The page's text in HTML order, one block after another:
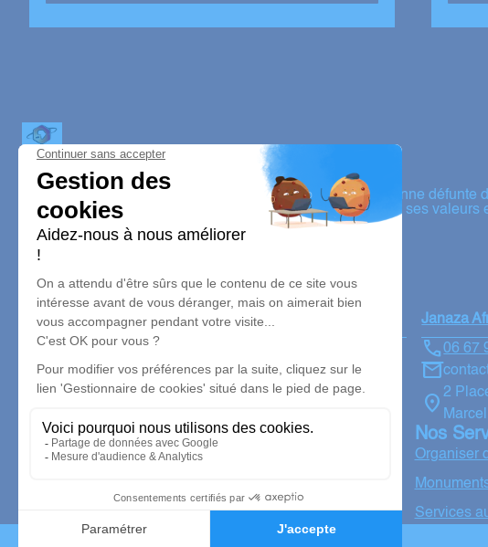
JANAZA AFRICA
Nos équipes vous aident à honorer la mémoire de la personne défunte
perpétuer son souvenir dans le respect de ses volontés, de ses
dignité dans son dernier voyage.
Nos agences
Janaza Africa
06 67 91 21 13
contact.janazaafrica@gmail.com
1 Rue de Bruneval - 76610 - Le Havre
Janaza
06 67
2
Marcel
Nos
Organiser
Services